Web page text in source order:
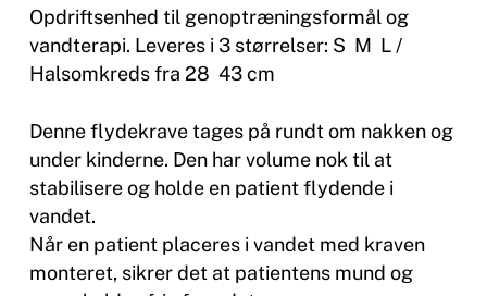
Opdriftsenhed til genoptræningsformål og
vandterapi. Leveres i 3 størrelser: S  M  L /
Halsomkreds fra 28  43 cm
Denne flydekrave tages på rundt om nakken og
under kinderne. Den har volume nok til at
stabilisere og holde en patient flydende i
vandet.
Når en patient placeres i vandet med kraven
monteret, sikrer det at patientens mund og